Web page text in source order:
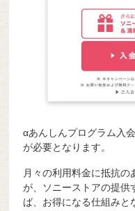
αあんしんプログラム入
が必要となります。
月々の利用料金に抵抗の
が、ソニーストアの提供
ば、お得になる仕組みと